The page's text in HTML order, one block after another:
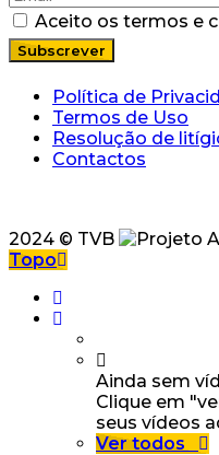
Aceito os termos e
Política de
Termos de Uso
Resolução de
Contactos
2024 © TVB
Topo
Ainda sem
Clique em
seus vídeos
Ver todos